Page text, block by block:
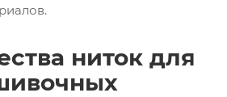
ниток для